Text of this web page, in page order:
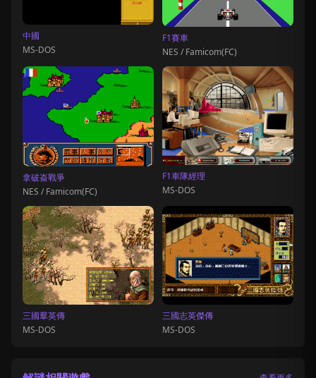
中國
MS-DOS
F1賽車
NES / Famicom(FC)
拿破崙戰爭
NES / Famicom(FC)
F1車隊經理
MS-DOS
三國羣英傳
MS-DOS
三國志英傑傳
MS-DOS